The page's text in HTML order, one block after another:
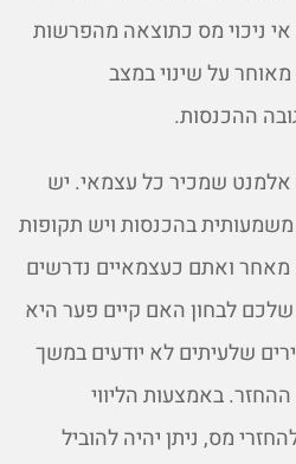
אי ניכוי מס כתוצאה מהפרשות
מאוחר על שינוי במצב
ההכנסות.
אלמנט שמכיר כל עצמאי. יש
משמעותית בהכנסות ויש תקופות
ואתם כעצמאיים נדרשים
לבחון האם קיים פער היא
שלעיתים לא יודעים במשך
באמצעות הליווי
מס, ניתן יהיה להוביל